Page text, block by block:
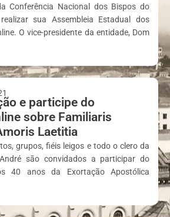
Conferência Nacional dos Bispos do
sua Assembleia Estadual dos
O vice-presidente da entidade, Dom
e participe do
sobre Familiaris
Laetitia
grupos, fiéis leigos e todo o clero da
são convidados a participar do
40 anos da Exortação Apostólica